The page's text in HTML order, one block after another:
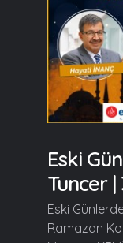
Eski
Tuncer
Eski
Ramazan